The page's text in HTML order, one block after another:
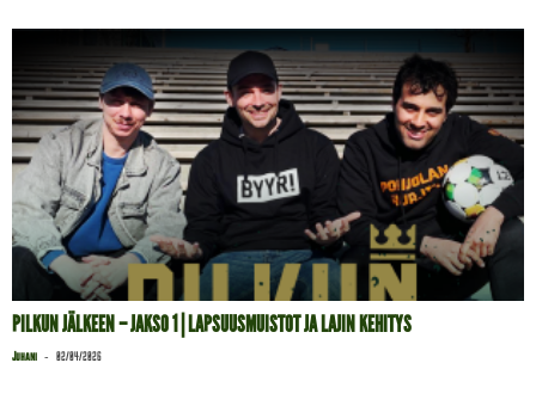
PILKUN JÄLKEEN – JAKSO 1 | LAPSUUSMUISTOT JA LAJIN KEHITYS
Juhani - 02/04/2026